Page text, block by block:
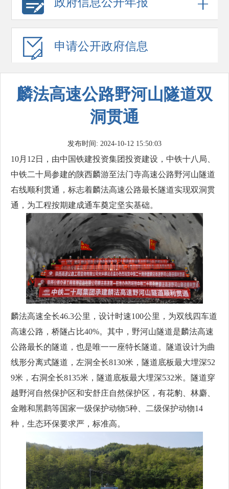
申请公开政府信息
麟法高速公路野河山隧道双
洞贯通
发布时间: 2024-10-12 15:50:03
10月12日，由中国铁建投资集团投资建设，中铁十八局、
中铁二十局参建的陕西麟游至法门寺高速公路野河山隧道
右线顺利贯通，标志着麟法高速公路最长隧道实现双洞贯
通，为工程按期建成通车奠定坚实基础。
麟法高速全长46.3公里，设计时速100公里，为双线四车道
高速公路，桥隧占比40%。其中，野河山隧道是麟法高速
公路最长的隧道，也是唯一一座特长隧道。隧道设计为曲
线形分离式隧道，左洞全长8130米，隧道底板最大埋深52
9米，右洞全长8135米，隧道底板最大埋深532米。隧道穿
越野河自然保护区和安舒庄自然保护区，有花豹、林麝、
金雕和黑鹳等国家一级保护动物5种、二级保护动物14
种，生态环保要求严，标准高。